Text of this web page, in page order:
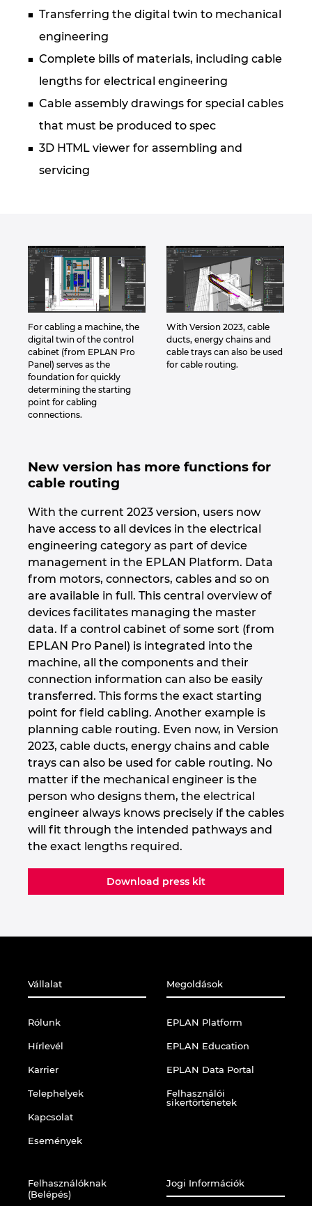
Transferring the digital twin to mechanical
engineering
Complete bills of materials, including cable
lengths for electrical engineering
Cable assembly drawings for special cables
that must be produced to spec
3D HTML viewer for assembling and
servicing
For cabling a machine, the
digital twin of the control
cabinet (from EPLAN Pro
Panel) serves as the
foundation for quickly
determining the starting
point for cabling
connections.
With Version 2023, cable
ducts, energy chains and
cable trays can also be used
for cable routing.
New version has more functions for
cable routing
With the current 2023 version, users now
have access to all devices in the electrical
engineering category as part of device
management in the EPLAN Platform. Data
from motors, connectors, cables and so on
are available in full. This central overview of
devices facilitates managing the master
data. If a control cabinet of some sort (from
EPLAN Pro Panel) is integrated into the
machine, all the components and their
connection information can also be easily
transferred. This forms the exact starting
point for field cabling. Another example is
planning cable routing. Even now, in Version
2023, cable ducts, energy chains and cable
trays can also be used for cable routing. No
matter if the mechanical engineer is the
person who designs them, the electrical
engineer always knows precisely if the cables
will fit through the intended pathways and
the exact lengths required.
Download press kit
Vállalat
Rólunk
Hírlevél
Karrier
Telephelyek
Kapcsolat
Események
Megoldások
EPLAN Platform
EPLAN Education
EPLAN Data Portal
Felhasználói
sikertörténetek
Felhasználóknak
(Belépés)
Jogi Információk